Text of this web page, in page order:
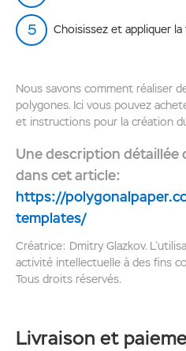
Choisissez et appliquer
Nous savons comment réaliser
polygones. Ici vous pouvez
et instructions pour la création
Une description détaillée
dans cet article:
https://
templates/
Créatrice: Dmitry Glazkov.
activité intellectuelle à des fins
Tous droits réservés.
Livraison et